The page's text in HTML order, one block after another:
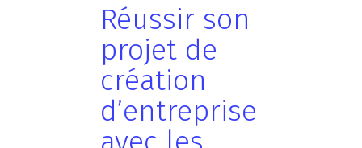
Réussir son
projet de
création
d’entreprise